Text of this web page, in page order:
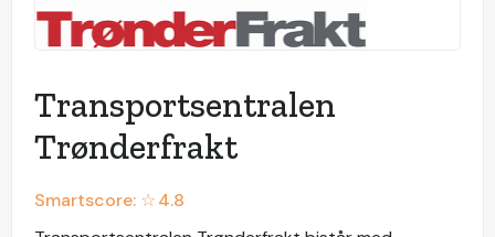
Transportsentralen
Trønderfrakt
Smartscore: ☆4.8